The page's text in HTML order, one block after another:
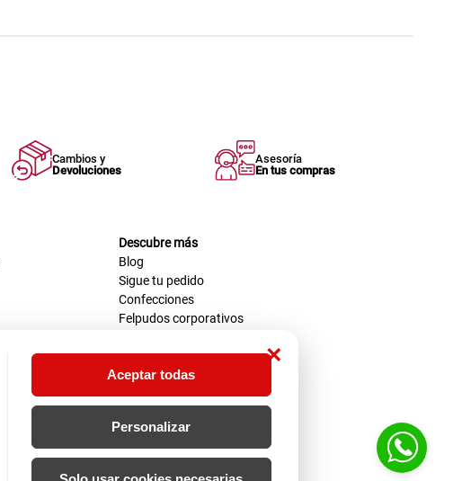
×
Aceptar todas
Personalizar
Cambios y
Devoluciones
Asesoría
En tus compras
Descubre más
Blog
Sigue tu pedido
Confecciones
Felpudos corporativos